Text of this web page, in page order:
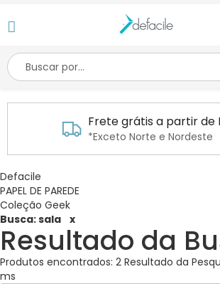
Frete grátis a partir de
*Exceto Norte e Nordeste
Defacile
PAPEL DE PAREDE
Coleção Geek
Busca: sala x
Resultado da
Produtos encontrados: 2 Resultado da
ms